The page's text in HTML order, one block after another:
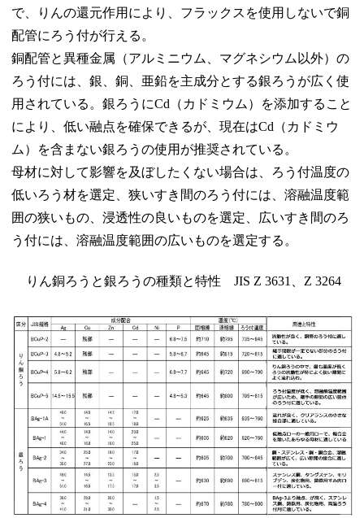
で、りんの還元作用により、フラックスを使用しないで銅
配管にろう付が行える。
銅配管と異種金属（アルミニウム、マグネシウム以外）の
ろう付には、銀、銅、亜鉛を主成分とする銀ろうが広く使
用されている。銀ろうにCd（カドミウム）を添加すること
により、低い融点を確保できるが、現在はCd（カドミウ
ム）を含まない銀ろうの使用が推奨されている。
母材に対して影響を及ぼしたくない場合は、ろう付温度の
低いろう材を選定、狭いすき間のろう付には、溶融温度範
囲の狭いもの、浸透性の良いものを選定、広いすき間のろ
う付には、溶融温度範囲の広いものを選定する。
りん銅ろうと銀ろうの種類と特性 JIS Z 3631、Z 3264